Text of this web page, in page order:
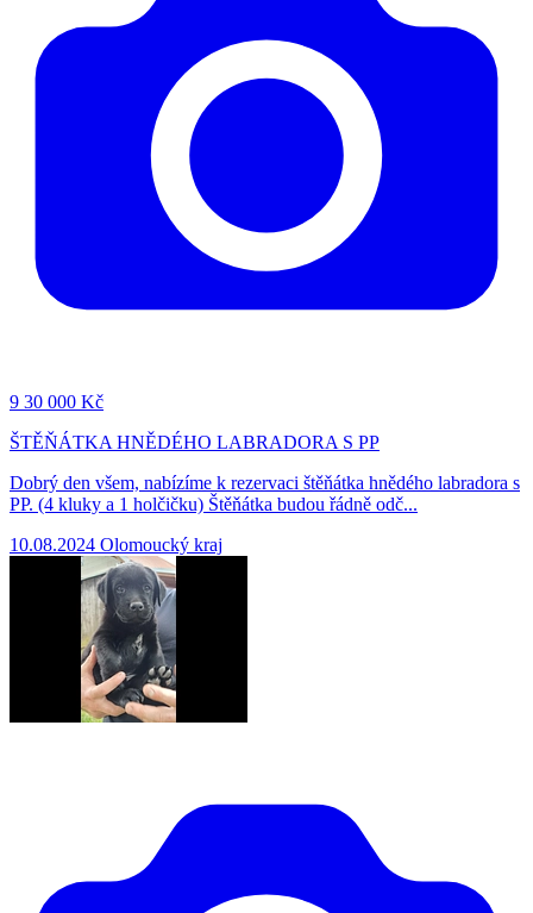
9 30 000 Kč
ŠTĚŇÁTKA HNĚDÉHO LABRADORA S PP
Dobrý den všem, nabízíme k rezervaci štěňátka hnědého labradora s
PP. (4 kluky a 1 holčičku) Štěňátka budou řádně odč...
10.08.2024 Olomoucký kraj